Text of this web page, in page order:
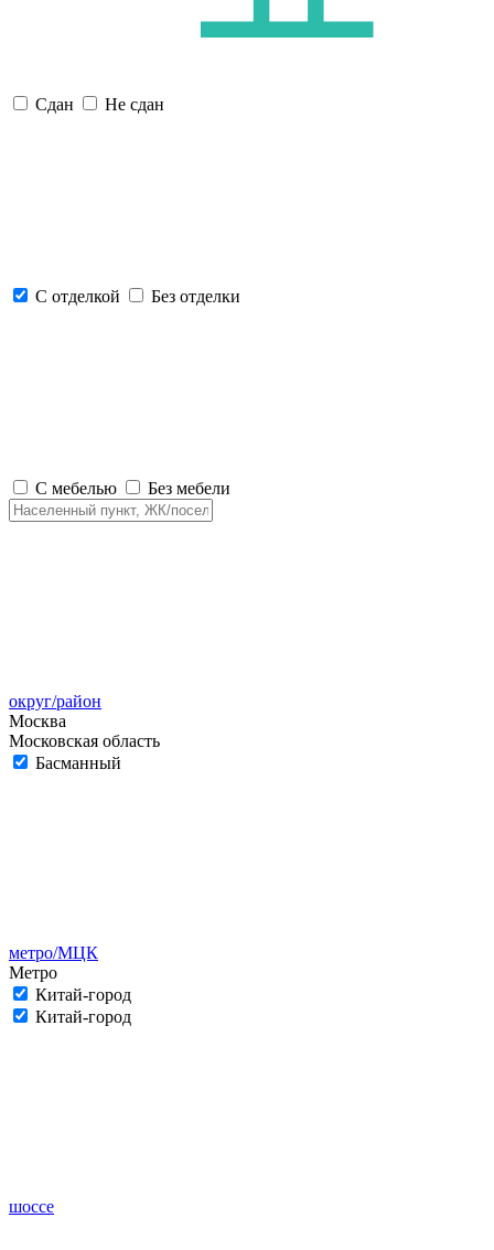
Сдан Не сдан
С отделкой Без отделки
С мебелью Без мебели
округ/район
Москва
Московская область
Басманный
метро/МЦК
Метро
Китай-город
Китай-город
шоссе